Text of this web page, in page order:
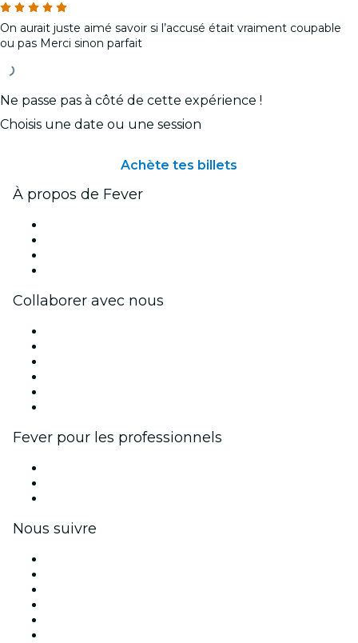
On aurait juste aimé savoir si l’accusé était vraiment coupable
ou pas Merci sinon parfait
Ne passe pas à côté de cette expérience !
Choisis une date ou une session
Achète tes billets
À propos de Fever
Collaborer avec nous
Fever pour les professionnels
Nous suivre